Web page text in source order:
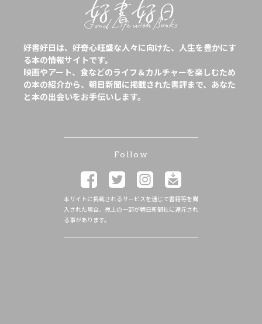
好書好日は、好奇心旺盛な人々に向けた、人生を豊かにす
る本の情報サイトです。
映画やアート、食などのライフ＆カルチャーを楽しむため
の本の紹介から、朝日新聞に掲載された書評まで、あなた
と本の出会いをお手伝いします。
Follow
本サイトに掲載されるサービスを通じて書籍等を購
入された場合、売上の一部が朝日新聞社に還元され
る事があります。